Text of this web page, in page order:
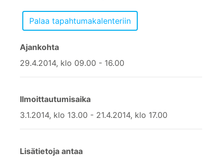
Ajankohta
29.4.2014, klo 09.00 - 16.00
Ilmoittautumisaika
3.1.2014, klo 13.00 - 21.4.2014, klo 17.00
Lisätietoja antaa